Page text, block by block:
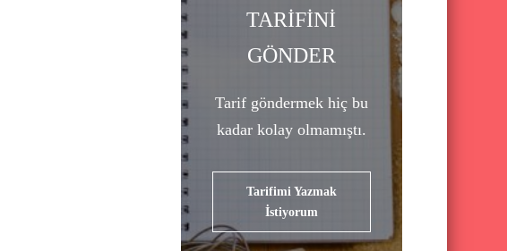
o
r
:
TARİFİNİ
GÖNDER
Tarif göndermek hiç bu
kadar kolay olmamıştı.
Tarifimi Yazmak
İstiyorum